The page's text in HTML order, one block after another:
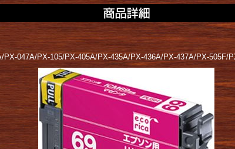
PX-047A/PX-105/PX-405A/PX-435A/PX-436A/PX-437A/PX-505F/